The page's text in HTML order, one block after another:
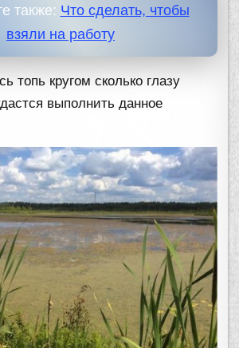
также: Что сделать, чтобы
взяли на работу
топь кругом сколько глазу
выполнить данное